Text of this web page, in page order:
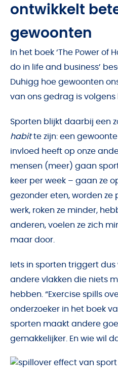
ontwikkelt
gewoonten
In het boek ‘The Power of
do in life and business’
Duhigg hoe gewoonten
van ons gedrag is
Sporten blijkt daarbij een
habitte zijn: een
invloed heeft op onze
mensen (meer) gaan
keer per week – gaan ze
gezonder eten, worden
werk, roken ze minder,
anderen, voelen ze zich
maar door.
Iets in sporten triggert
andere vlakken die niets
hebben. “Exercise spills
onderzoeker in het boek
sporten maakt andere
gemakkelijker. En wie wil